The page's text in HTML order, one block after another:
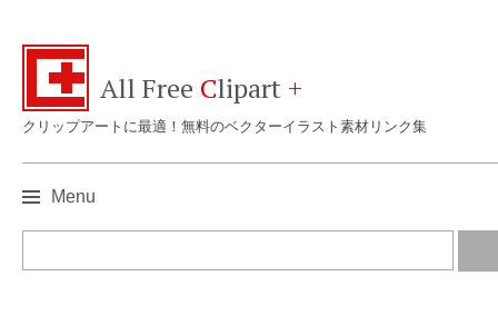
All Free Clipart +
クリップアートに最適！無料のベクターイラスト素材リンク集
Menu